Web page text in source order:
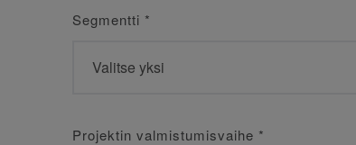
Segmentti *
Projektin valmistumisvaihe *